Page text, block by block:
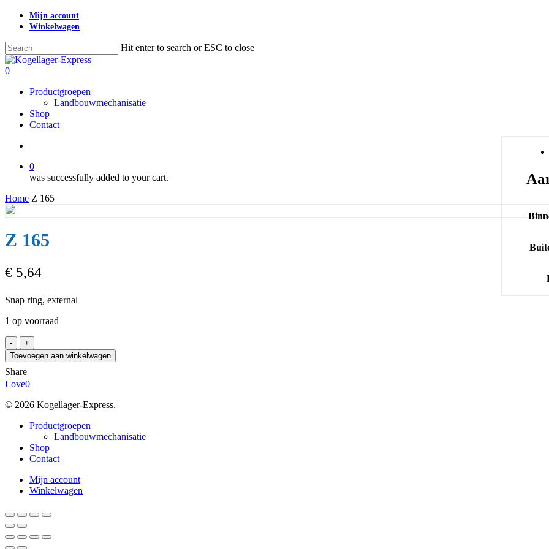
Skip
content
Mijn account
Winkelwagen
Hit enter to search or ESC to close
Close
Search
search
0
Productgroepen
Landbouwmechanisatie
Shop
Contact
0
was successfully added to your cart.
Home Z 165
Z 165
€ 5,64
Snap ring, external
1 op voorraad
Z
165
aantal
Toevoegen aan winkelwagen
Share
Love0
© 2026 Kogellager-Express.
Close
Productgroepen
Landbouwmechanisatie
Shop
Contact
Mijn account
Winkelwagen